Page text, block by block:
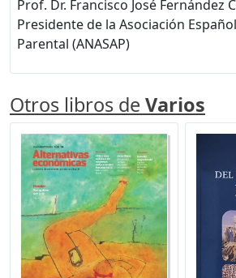
Prof. Dr. Francisco José Fernández
Presidente de la Asociación
Parental (ANASAP)
Otros libros de Varios